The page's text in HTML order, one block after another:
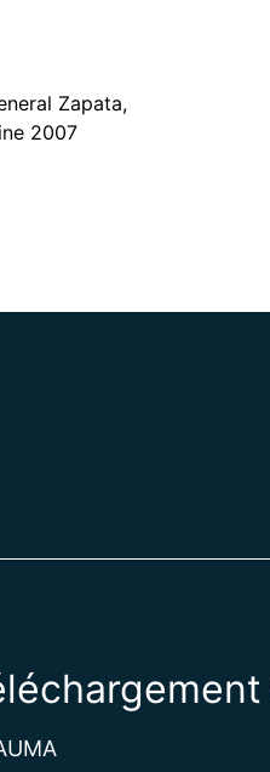
Zapata,
2007